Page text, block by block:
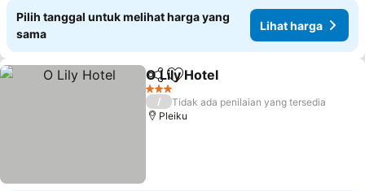
Pilih tanggal untuk melihat harga yang
sama
Lihat harga
BagikanTambahkan ke favorit
O Lily Hotel
3 Bintang
/
Tidak ada penilaian yang tersedia
Pleiku